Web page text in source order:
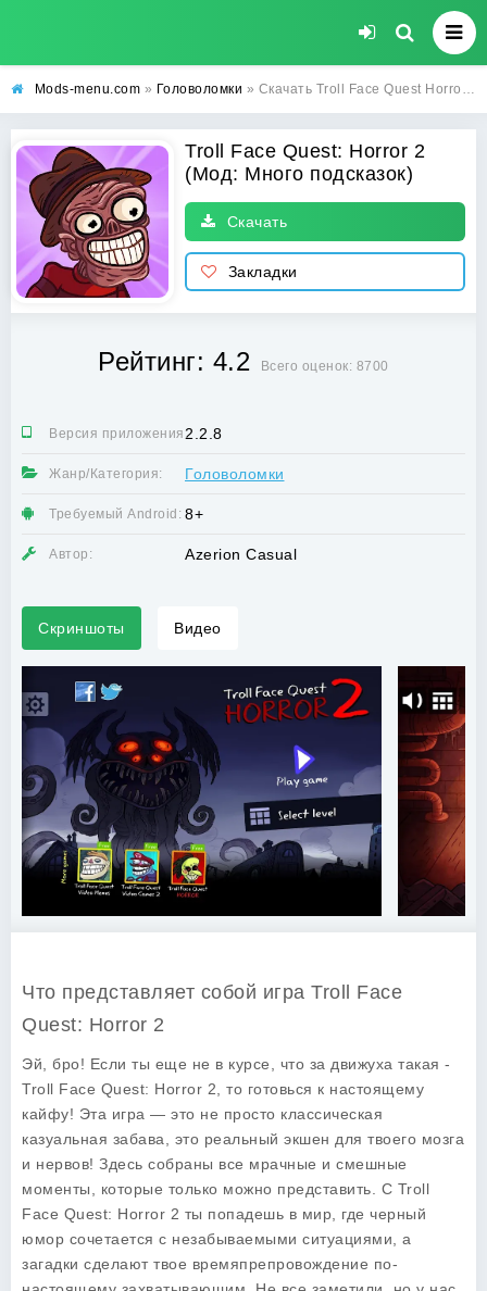
Mods-menu.com » Головоломки » Скачать Troll Face Quest Horror 2 Взлом (Много подсказок) на Андроид бесплатно
Troll Face Quest: Horror 2
(Мод: Много подсказок)
Скачать
Закладки
Рейтинг: 4.2 Всего оценок: 8700
Версия приложения:2.2.8
Жанр/Категория: Головоломки
Требуемый Android: 8+
Автор: Azerion Casual
Скриншоты Видео
Что представляет собой игра Troll Face
Quest: Horror 2
Эй, бро! Если ты еще не в курсе, что за движуха такая -
Troll Face Quest: Horror 2, то готовься к настоящему
кайфу! Эта игра — это не просто классическая
казуальная забава, это реальный экшен для твоего мозга
и нервов! Здесь собраны все мрачные и смешные
моменты, которые только можно представить. С Troll
Face Quest: Horror 2 ты попадешь в мир, где черный
юмор сочетается с незабываемыми ситуациями, а
загадки сделают твое времяпрепровождение по-